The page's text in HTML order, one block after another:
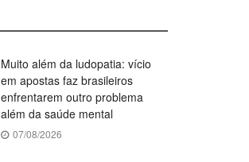
Muito além da ludopatia: vício
em apostas faz brasileiros
enfrentarem outro problema
além da saúde mental
07/08/2026